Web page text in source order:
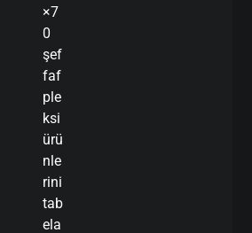
×7
0
şef
faf
ple
ksi
ürü
nle
rini
tab
ela